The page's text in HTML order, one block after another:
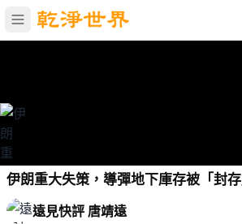
伊朗重大失策，導彈地下庫存被「封
紅，川普求助澤連斯基；伊朗發瘋惹
講 |唐靖遠 | 2026.03.05
遠見快評 唐靖遠